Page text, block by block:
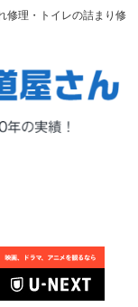
修理・トイレの詰まり修